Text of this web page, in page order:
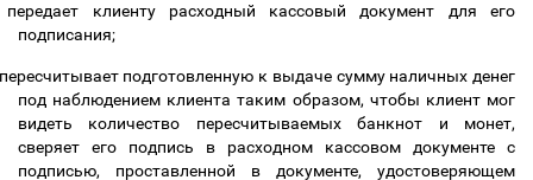
передает клиенту расходный кассовый документ для его
подписания;
подготовленную к выдаче сумму наличных денег
под наблюдением клиента таким образом, чтобы клиент мог
видеть количество пересчитываемых банкнот и монет,
сверяет его подпись в расходном кассовом документе с
подписью, проставленной в документе, удостоверяющем